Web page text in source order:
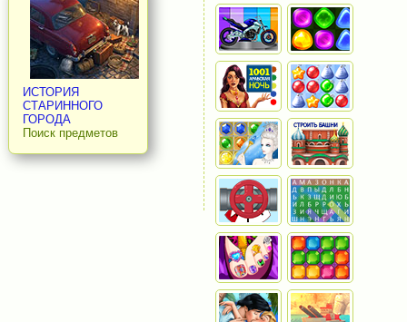
ИСТОРИЯ
СТАРИННОГО
ГОРОДА
Поиск предметов